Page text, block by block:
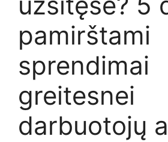
pamirštami
sprendimai
greitesnei
darbuotojų